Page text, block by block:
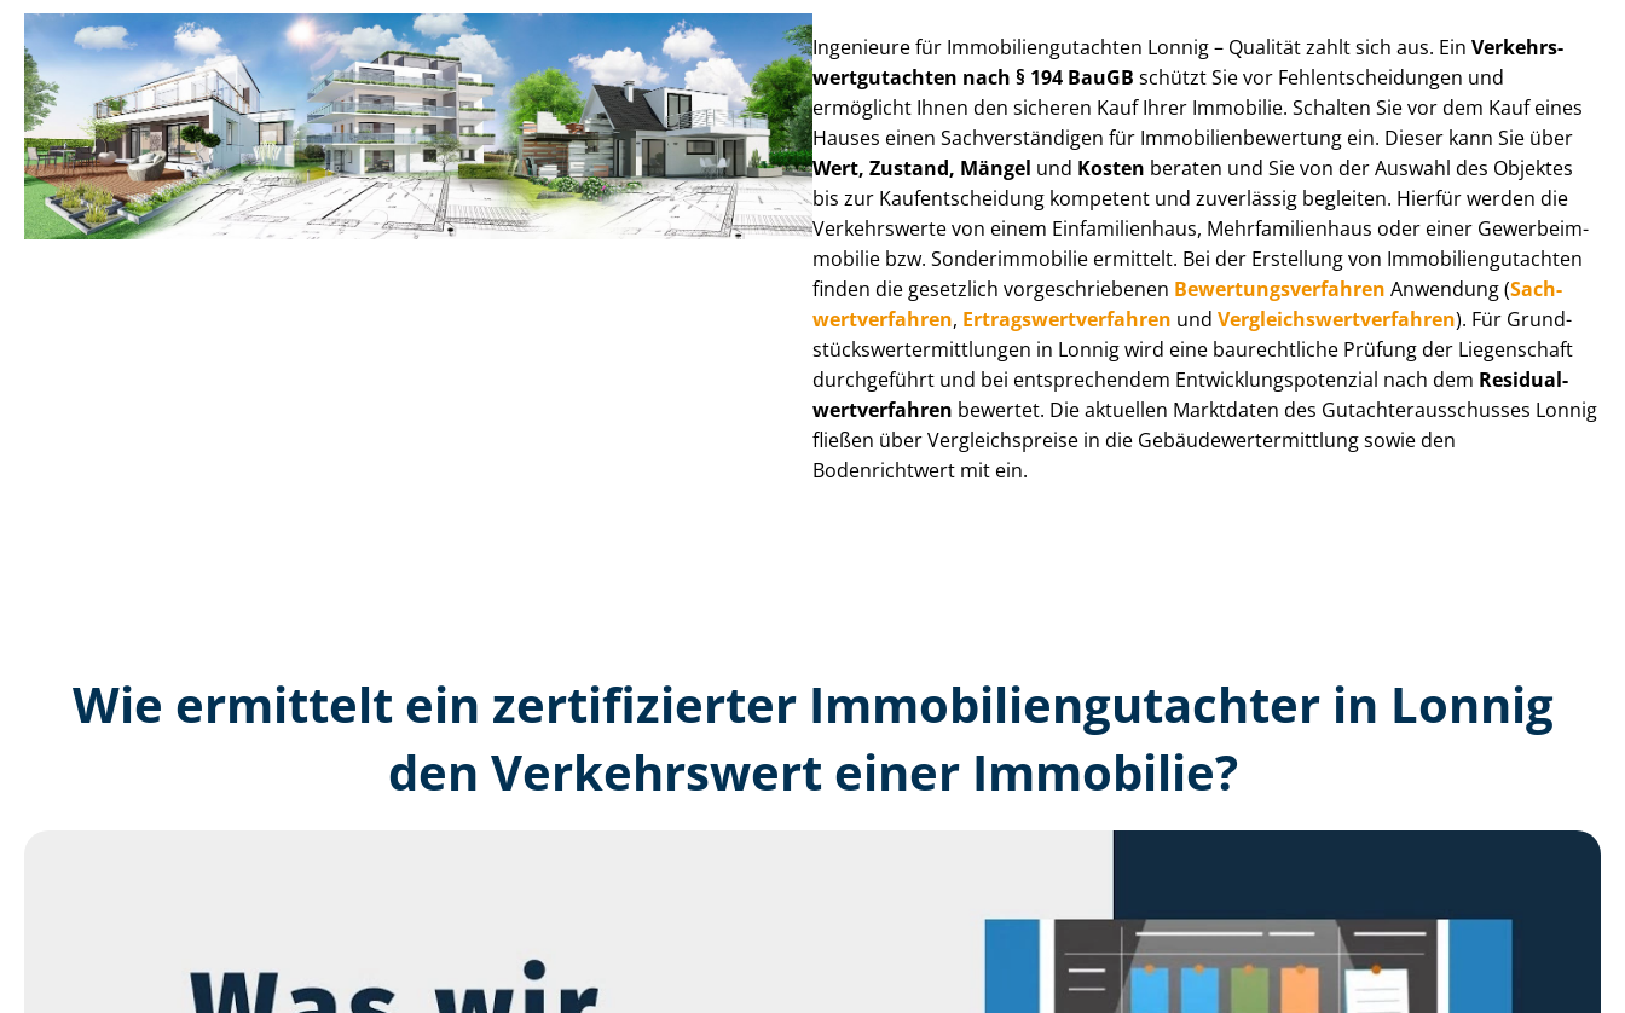
Ingenieure für Im­mo­bi­li­en­gut­ach­ten Lonnig – Qualität zahlt sich aus. Ein Ver­kehrs­
wert­gut­ach­ten nach § 194 BauGB schützt Sie vor Fehl­ent­schei­dun­gen und
ermöglicht Ihnen den sicheren Kauf Ihrer Immobilie. Schalten Sie vor dem Kauf eines
Hauses einen Sach­ver­stän­di­gen für Im­mo­bi­li­en­be­wer­tung ein. Dieser kann Sie über
Wert, Zustand, Mängel und Kosten beraten und Sie von der Auswahl des Objektes
bis zur Kauf­ent­schei­dung kompetent und zuverlässig begleiten. Hierfür werden die
Verkehrswerte von einem Einfamilienhaus, Mehr­fa­mi­li­en­haus oder einer Ge­wer­be­im­
mo­bi­lie bzw. Sonderimmobilie ermittelt. Bei der Erstellung von Im­mo­bi­li­en­gut­ach­ten
finden die gesetzlich vor­ge­schrie­be­nen Be­wer­tungs­ver­fah­ren Anwendung (Sach­
wert­ver­fah­ren, Er­trags­wert­ver­fah­ren und Ver­gleichs­wert­ver­fah­ren). Für Grund­
stücks­wert­ermitt­lun­gen in Lonnig wird eine baurechtliche Prüfung der Liegenschaft
durchgeführt und bei entsprechendem Ent­wick­lungs­po­ten­zi­al nach dem Re­si­du­al­
wert­ver­fah­ren bewertet. Die aktuellen Marktdaten des Gut­ach­ter­aus­schus­ses Lonnig
fließen über Ver­gleichs­prei­se in die Ge­bäu­de­wert­ermitt­lung sowie den
Bodenrichtwert mit ein.
Wie ermittelt ein zertifizierter Immobilien­gutachter in Lonnig
den Verkehrswert einer Immobilie?